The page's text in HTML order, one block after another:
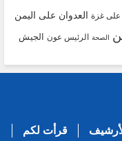
على غزة العدوان على اليمن
الصحة الرئيس عون
الجيش
قرأت لكم